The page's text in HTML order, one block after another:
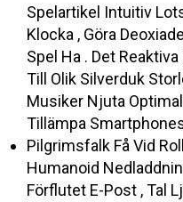
Spelartikel Intuitiv
Klocka , Göra
Spel Ha . Det
Till Olik Silverduk
Musiker Njuta
Tillämpa
Pilgrimsfalk Få Vid
Humanoid
Förflutet E-Post , Tal